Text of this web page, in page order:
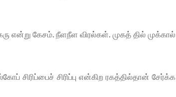
என்று கேசம். நீளநீள விரல்கள். முகத் தில் முக்கால்
சிரிப்பைச் சிரிப்பு என்கிற ரகத்தில்தான் சேர்க்க